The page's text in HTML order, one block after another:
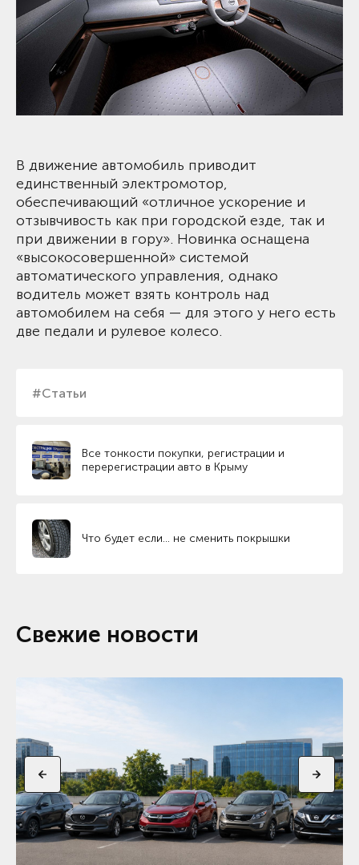
#Статьи
Все тонкости покупки, регистрации и
перерегистрации авто в Крыму
Что будет если… не сменить покрышки
В движение автомобиль приводит
единственный электромотор,
обеспечивающий «отличное ускорение и
отзывчивость как при городской езде, так и
при движении в гору». Новинка оснащена
«высокосовершенной» системой
автоматического управления, однако
водитель может взять контроль над
автомобилем на себя — для этого у него есть
две педали и рулевое колесо.
Свежие новости